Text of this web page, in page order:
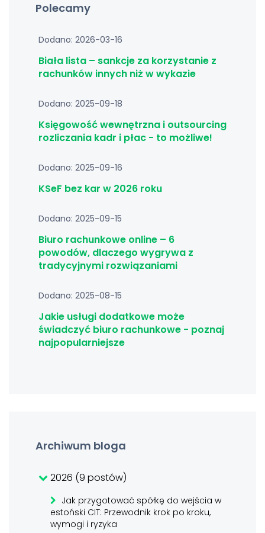
Polecamy
Dodano: 2026-03-16
Biała lista – sankcje za korzystanie z
rachunków innych niż w wykazie
Dodano: 2025-09-18
Księgowość wewnętrzna i outsourcing
rozliczania kadr i płac - to możliwe!
Dodano: 2025-09-16
KSeF bez kar w 2026 roku
Dodano: 2025-09-15
Biuro rachunkowe online – 6
powodów, dlaczego wygrywa z
tradycyjnymi rozwiązaniami
Dodano: 2025-08-15
Jakie usługi dodatkowe może
świadczyć biuro rachunkowe - poznaj
najpopularniejsze
Archiwum bloga
2026 (9 postów)
Jak przygotować spółkę do wejścia w
estoński CIT: Przewodnik krok po kroku,
wymogi i ryzyka